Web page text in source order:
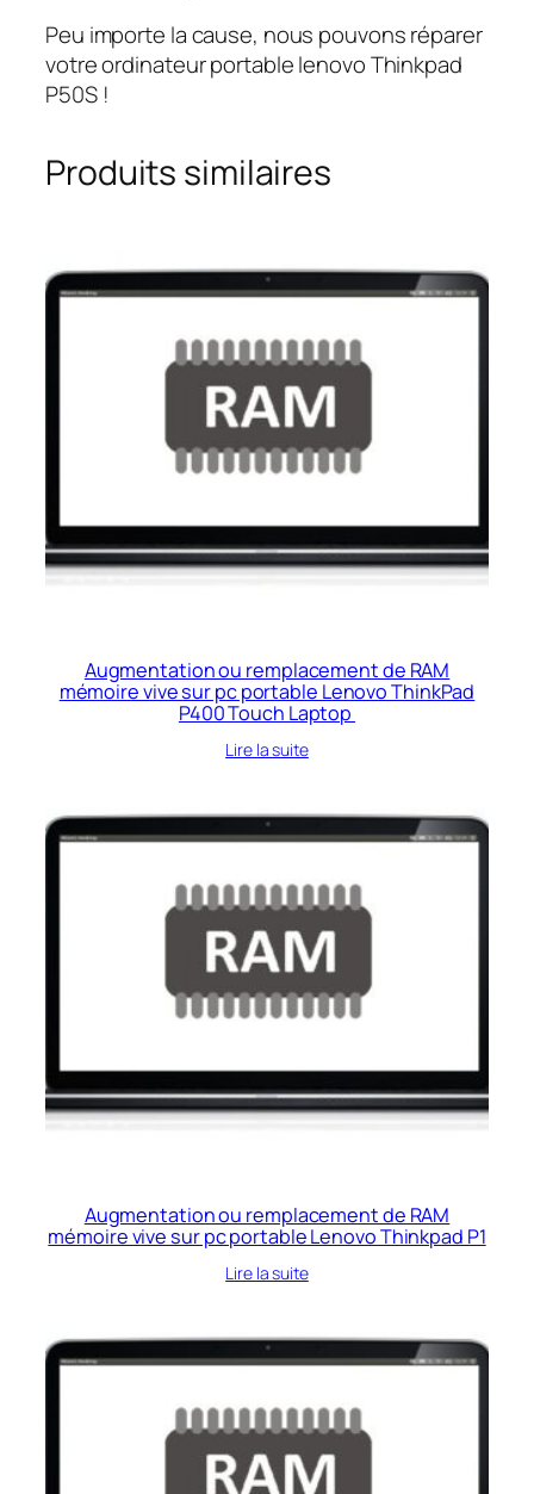
Peu importe la cause, nous pouvons réparer
votre ordinateur portable lenovo Thinkpad
P50S !
Produits similaires
Augmentation ou remplacement de RAM
mémoire vive sur pc portable Lenovo ThinkPad
P400 Touch Laptop
Lire la suite
Augmentation ou remplacement de RAM
mémoire vive sur pc portable Lenovo Thinkpad P1
Lire la suite